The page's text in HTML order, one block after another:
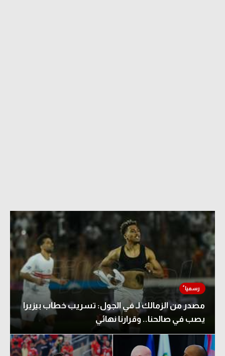
مصدر من الزمالك لـ في الجول: تسريب خطاب بيزيرا
يصب في صالحنا.. وقرارنا نهائي